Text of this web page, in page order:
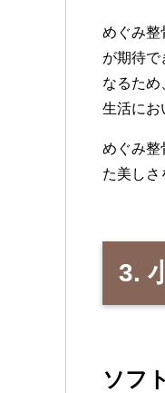
めぐみ整
が期待で
なるため
生活にお
めぐみ整
た美しさ
3.
ソフ